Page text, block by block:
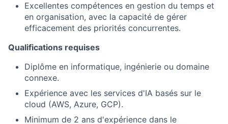
Excellentes compétences en gestion du temps et
en organisation, avec la capacité de gérer
efficacement des priorités concurrentes.
Qualifications requises
Diplôme en informatique, ingénierie ou domaine
connexe.
Expérience avec les services d'IA basés sur le
cloud (AWS, Azure, GCP).
Minimum de 2 ans d'expérience dans le